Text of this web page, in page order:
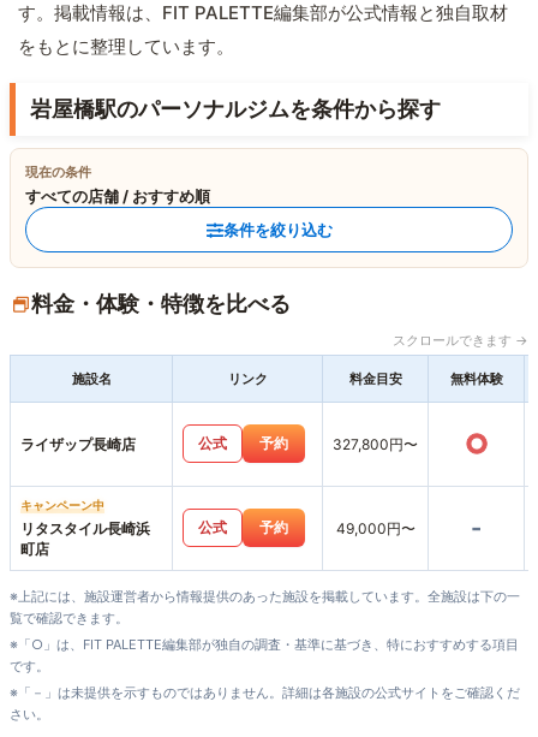
す。掲載情報は、FIT PALETTE編集部が公式情報と独自取材
をもとに整理しています。
岩屋橋駅のパーソナルジムを条件から探す
現在の条件
すべての店舗 / おすすめ順
条件を絞り込む
料金・体験・特徴を比べる
スクロールできます →
施設名 リンク 料金目安 無料体験
ライザップ長崎店 公式 予約 327,800円〜 ○
キャンペーン中
リタスタイル長崎浜
町店
公式 予約 49,000円〜 -
※上記には、施設運営者から情報提供のあった施設を掲載しています。全施設は下の一
覧で確認できます。
※「○」は、FIT PALETTE編集部が独自の調査・基準に基づき、特におすすめする項目
です。
※「－」は未提供を示すものではありません。詳細は各施設の公式サイトをご確認くだ
さい。